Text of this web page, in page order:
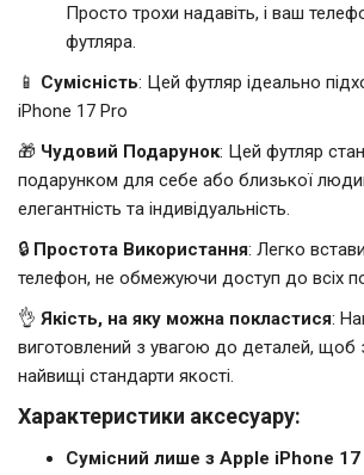
Просто трохи надавіть, і ваш
футляра.
📱 Сумісність: Цей футляр ідеально
iPhone 17 Pro
🎁 Чудовий Подарунок: Цей футляр
подарунком для себе або близької
елегантність та індивідуальність.
🔒 Простота Використання: Легко
телефон, не обмежуючи доступ до всіх
👌 Якість, на яку можна покластися:
виготовлений з увагою до деталей, щоб
найвищі стандарти якості.
Характеристики аксесуару:
Сумісний лише з Apple iPhone 17